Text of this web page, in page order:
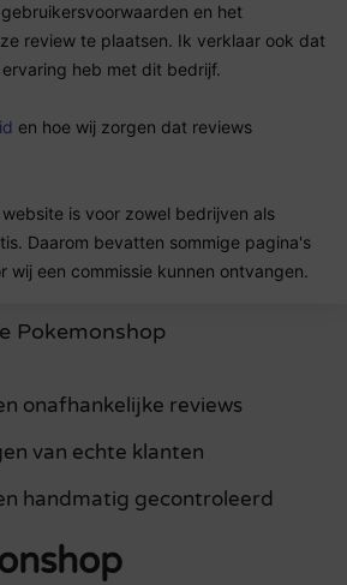
en het
review te plaatsen. Ik verklaar ook dat
heb met dit bedrijf.
en hoe wij zorgen dat reviews
is voor zowel bedrijven als
Daarom bevatten sommige pagina's
wij een commissie kunnen ontvangen.
Pokemonshop
onafhankelijke reviews
van echte klanten
handmatig gecontroleerd